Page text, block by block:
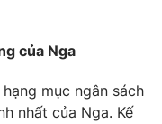
của Nga
mục ngân sách
nhất của Nga. Kế